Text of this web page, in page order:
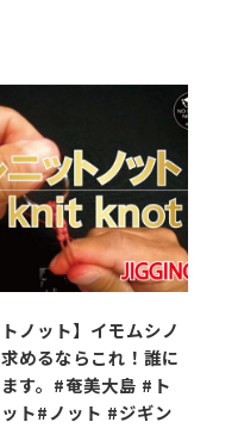
ノット】イモムシノ
めるならこれ！誰に
す。#奄美大島 #ト
ト#ノット #ジギン